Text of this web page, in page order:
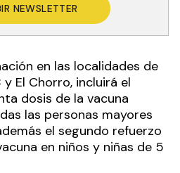
NEWSLETTER
en las localidades de
El Chorro, incluirá el
dosis de la vacuna
las personas mayores
el segundo refuerzo
en niños y niñas de 5